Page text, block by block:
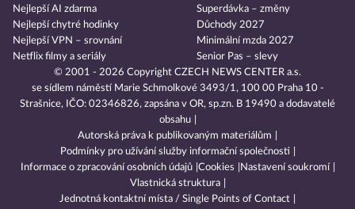
Nejlepší AI zdarma
Nejlepší chytré hodinky
Nejlepší VPN – srovnání
Netflix filmy a seriály
Superdávka – změny
Důchody 2027
Minimální mzda 2027
Senior Pas – slevy
© 2001 - 2026 Copyright CZECH NEWS CENTER a.s.
se sídlem náměstí Marie Schmolkové 3493/1, 100 00 Praha 10 -
Strašnice, IČO: 02346826, zapsána v OR, sp.zn. B 19490 a dodavatelé
obsahu
Autorská práva k publikovaným materiálům
Podmínky pro užívání služby informační společnosti
Informace o zpracování osobních údajů Cookies
Nastavení soukromí
Vlastnická struktura
Jednotná kontaktní místa / Single Points of Contact